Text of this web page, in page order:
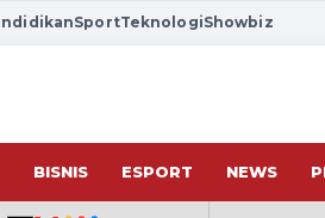
SportTeknologiShowbiz
BISNIS ESPORT NEWS